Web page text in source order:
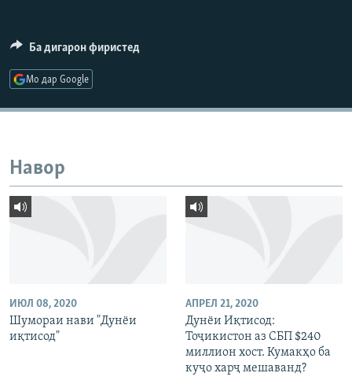
ПАЙГИРӢ КУНЕД
Ҳамаи сомонаҳои RFE/RL
Ба дигарон фиристед
Мо дар Google
Навор
ИЮЛ 08, 2020
Шумораи нави "Дунёи
иқтисод"
АПРЕЛ 21, 2020
Дунёи Иқтисод:
Тоҷикистон аз СБП $240
миллион хост. Кумакҳо ба
куҷо харҷ мешаванд?